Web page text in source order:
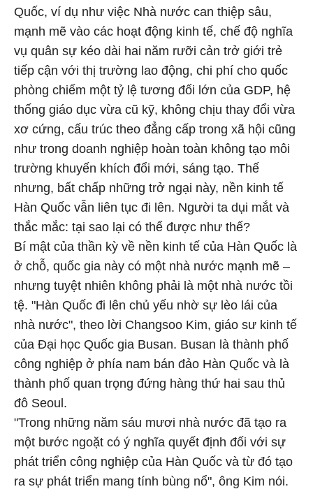
Quốc, ví dụ như việc Nhà nước can thiệp sâu,
mạnh mẽ vào các hoạt động kinh tế, chế độ nghĩa
vụ quân sự kéo dài hai năm rưỡi cản trở giới trẻ
tiếp cận với thị trường lao động, chi phí cho quốc
phòng chiếm một tỷ lệ tương đối lớn của GDP, hệ
thống giáo dục vừa cũ kỹ, không chịu thay đổi vừa
xơ cứng, cấu trúc theo đẳng cấp trong xã hội cũng
như trong doanh nghiệp hoàn toàn không tạo môi
trường khuyến khích đổi mới, sáng tạo. Thế
nhưng, bất chấp những trở ngại này, nền kinh tế
Hàn Quốc vẫn liên tục đi lên. Người ta dụi mắt và
thắc mắc: tại sao lại có thể được như thế?
Bí mật của thần kỳ về nền kinh tế của Hàn Quốc là
ở chỗ, quốc gia này có một nhà nước mạnh mẽ –
nhưng tuyệt nhiên không phải là một nhà nước tồi
tệ. "Hàn Quốc đi lên chủ yếu nhờ sự lèo lái của
nhà nước", theo lời Changsoo Kim, giáo sư kinh tế
của Đại học Quốc gia Busan. Busan là thành phố
công nghiệp ở phía nam bán đảo Hàn Quốc và là
thành phố quan trọng đứng hàng thứ hai sau thủ
đô Seoul.
"Trong những năm sáu mươi nhà nước đã tạo ra
một bước ngoặt có ý nghĩa quyết định đối với sự
phát triển công nghiệp của Hàn Quốc và từ đó tạo
ra sự phát triển mang tính bùng nổ", ông Kim nói.